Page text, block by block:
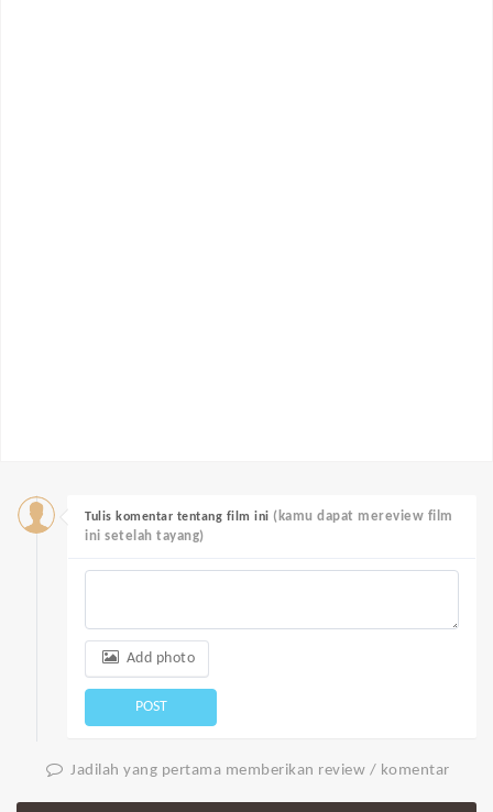
Tulis komentar tentang film ini (kamu dapat mereview film
ini setelah tayang)
Add photo
POST
Jadilah yang pertama memberikan review / komentar